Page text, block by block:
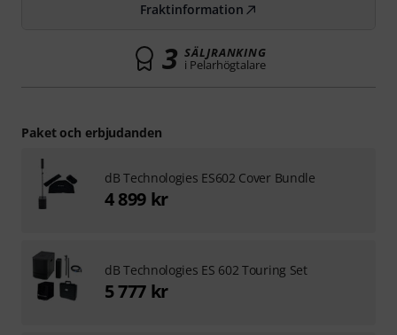
Fraktinformation
3 SÄLJRANKING
i Pelarhögtalare
Paket och erbjudanden
dB Technologies ES602 Cover Bundle
4 899 kr
dB Technologies ES 602 Touring Set
5 777 kr